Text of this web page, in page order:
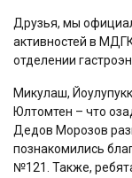
Друзья, мы
активностей в
отделении
Микулаш,
Юлтомтен – что
Дедов Морозов
познакомились
№121. Также,